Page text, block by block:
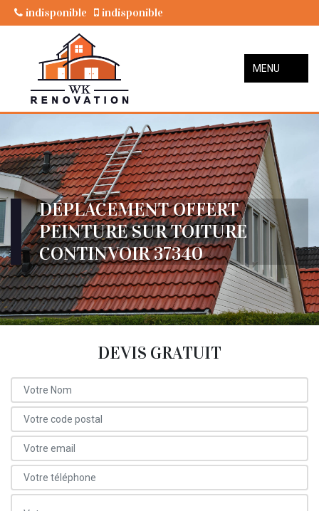
indisponible indisponible
MENU
DÉPLACEMENT OFFERT
PEINTURE SUR TOITURE
CONTINVOIR 37340
DEVIS GRATUIT